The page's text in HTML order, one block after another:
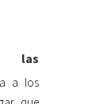
las
a los